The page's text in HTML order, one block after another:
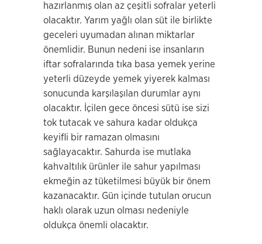
hazırlanmış olan az çeşitli sofralar yeterli
olacaktır. Yarım yağlı olan süt ile birlikte
geceleri uyumadan alınan miktarlar
önemlidir. Bunun nedeni ise insanların
iftar sofralarında tıka basa yemek yerine
yeterli düzeyde yemek yiyerek kalması
sonucunda karşılaşılan durumlar aynı
olacaktır. İçilen gece öncesi sütü ise sizi
tok tutacak ve sahura kadar oldukça
keyifli bir ramazan olmasını
sağlayacaktır. Sahurda ise mutlaka
kahvaltılık ürünler ile sahur yapılması
ekmeğin az tüketilmesi büyük bir önem
kazanacaktır. Gün içinde tutulan orucun
haklı olarak uzun olması nedeniyle
oldukça önemli olacaktır.